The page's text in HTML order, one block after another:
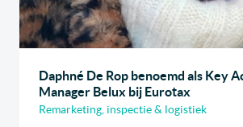
Daphné De Rop benoemd als Key
Manager Belux bij Eurotax
Remarketing, inspectie & logistiek